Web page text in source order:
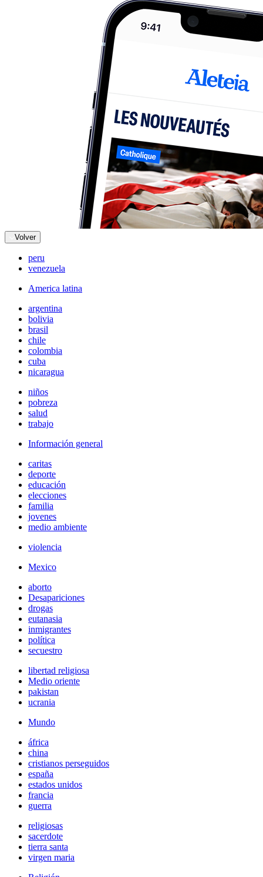
Volver
peru
venezuela
America latina
argentina
bolivia
brasil
chile
colombia
cuba
nicaragua
niños
pobreza
salud
trabajo
Información general
caritas
deporte
educación
elecciones
familia
jovenes
medio ambiente
violencia
Mexico
aborto
Desapariciones
drogas
eutanasia
inmigrantes
política
secuestro
libertad religiosa
Medio oriente
pakistan
ucrania
Mundo
áfrica
china
cristianos perseguidos
españa
estados unidos
francia
guerra
religiosas
sacerdote
tierra santa
virgen maria